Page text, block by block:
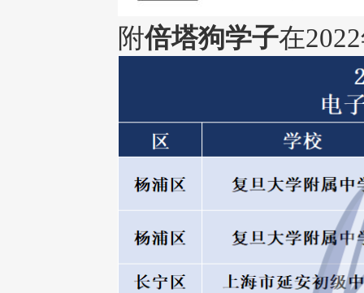
附倍塔狗学子在